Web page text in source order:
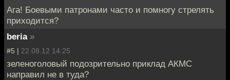
Ага! Боевыми патронами часто и помногу стрелять
приходится?
beria »
#5 | 22.08.12 14:25
зеленоголовый подозрительно приклад АКМС
направил не в туда?